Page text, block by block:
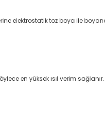
toz boya ile
en yüksek ısıl verim sağlanır.